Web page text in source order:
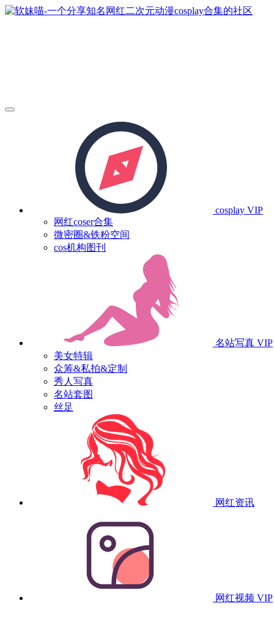
cosplay VIP
网红coser合集
微密圈&铁粉空间
cos机构图刊
名站写真 VIP
美女特辑
众筹&私拍&定制
秀人写真
名站套图
丝足
网红资讯
网红视频 VIP